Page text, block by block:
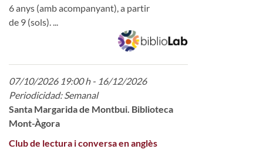
6 anys (amb acompanyant), a partir
de 9 (sols). ...
07/10/2026 19:00 h - 16/12/2026
Periodicidad: Semanal
Santa Margarida de Montbui. Biblioteca
Mont-Àgora
Club de lectura i conversa en anglès